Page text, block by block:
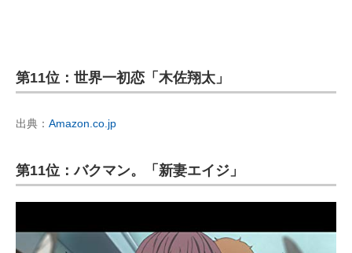
第11位：世界一初恋「木佐翔太」
出典： Amazon.co.jp
第11位：バクマン。「新妻エイジ」